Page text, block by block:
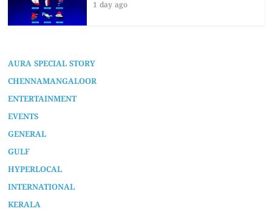
1 day ago
AURA SPECIAL STORY
CHENNAMANGALOOR
ENTERTAINMENT
EVENTS
GENERAL
GULF
HYPERLOCAL
INTERNATIONAL
KERALA